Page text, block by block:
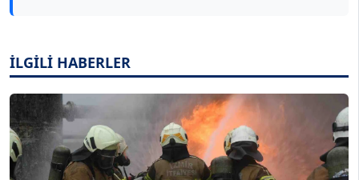
İLGİLİ HABERLER